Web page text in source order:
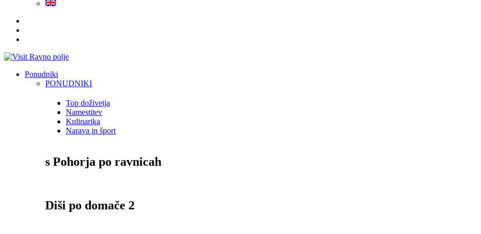
Ponudniki
PONUDNIKI
Top doživetja
Namestitev
Kulinarika
Narava in šport
s Pohorja po ravnicah
Diši po domače 2